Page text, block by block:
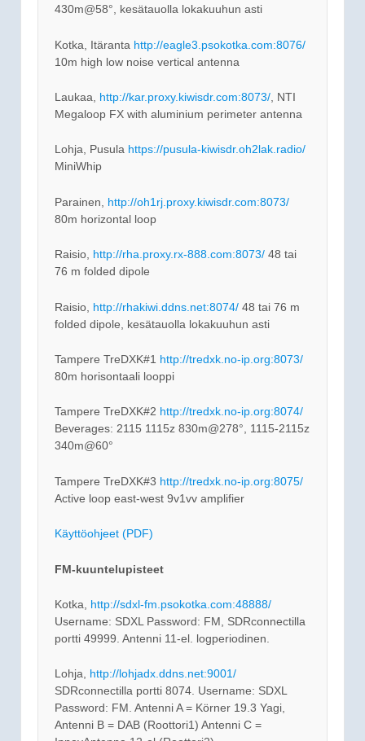
430m@58°, kesätauolla lokakuuhun asti
Kotka, Itäranta http://eagle3.psokotka.com:8076/
10m high low noise vertical antenna
Laukaa, http://kar.proxy.kiwisdr.com:8073/ , NTI
Megaloop FX with aluminium perimeter antenna
Lohja, Pusula https://pusula-kiwisdr.oh2lak.radio/
MiniWhip
Parainen, http://oh1rj.proxy.kiwisdr.com:8073/
80m horizontal loop
Raisio, http://rha.proxy.rx-888.com:8073/ 48 tai
76 m folded dipole
Raisio, http://rhakiwi.ddns.net:8074/ 48 tai 76 m
folded dipole, kesätauolla lokakuuhun asti
Tampere TreDXK#1 http://tredxk.no-ip.org:8073/
80m horisontaali looppi
Tampere TreDXK#2 http://tredxk.no-ip.org:8074/
Beverages: 2115 1115z 830m@278°, 1115-2115z
340m@60°
Tampere TreDXK#3 http://tredxk.no-ip.org:8075/
Active loop east-west 9v1vv amplifier
Käyttöohjeet (PDF)
FM-kuuntelupisteet
Kotka, http://sdxl-fm.psokotka.com:48888/
Username: SDXL Password: FM, SDRconnectilla
portti 49999. Antenni 11-el. logperiodinen.
Lohja, http://lohjadx.ddns.net:9001/
SDRconnectilla portti 8074. Username: SDXL
Password: FM. Antenni A = Körner 19.3 Yagi,
Antenni B = DAB (Roottori1) Antenni C =